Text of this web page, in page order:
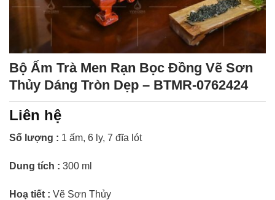
Bộ Ấm Trà Men Rạn Bọc Đồng Vẽ Sơn
Thủy Dáng Tròn Dẹp – BTMR-0762424
Liên hệ
Số lượng : 1 ấm, 6 ly, 7 đĩa lót
Dung tích : 300 ml
Hoạ tiết : Vẽ Sơn Thủy